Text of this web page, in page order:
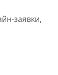
заявки,